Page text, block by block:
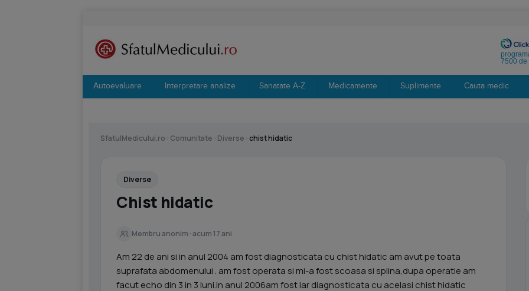
7500 de
Autoevaluare Interpretare analize Sanatate A-Z Medicamente Suplimente Cauta medic
SfatulMedicului.ro Comunitate Diverse chist hidatic
Diverse
Chist hidatic
Membru anonim · acum 17 ani
Am 22 de ani si in anul 2004 am fost diagnosticata cu chist hidatic am avut pe toata
suprafata abdomenului . am fost operata si mi-a fost scoasa si splina,dupa operatie am
facut echo din 3 in 3 luni.in anul 2006am fost iar diagnosticata cu acelasi chist hidatic